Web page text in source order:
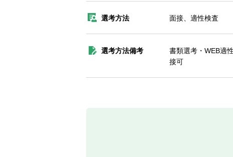
選考方法 面接、適性検査
選考方法備考
書類選考・WEB適
接可